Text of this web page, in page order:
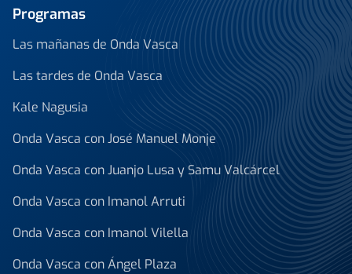
Programas
Las mañanas de Onda Vasca
Las tardes de Onda Vasca
Kale Nagusia
Onda Vasca con José Manuel Monje
Onda Vasca con Juanjo Lusa y Samu Valcárcel
Onda Vasca con Imanol Arruti
Onda Vasca con Imanol Vilella
Onda Vasca con Ángel Plaza